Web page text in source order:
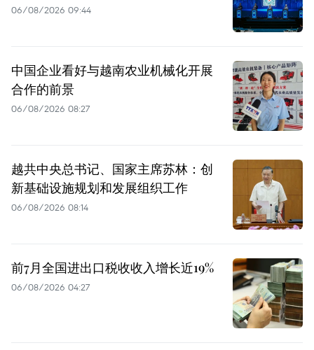
06/08/2026 09:44
中国企业看好与越南农业机械化开展
合作的前景
06/08/2026 08:27
越共中央总书记、国家主席苏林：创
新基础设施规划和发展组织工作
06/08/2026 08:14
前7月全国进出口税收收入增长近19%
06/08/2026 04:27